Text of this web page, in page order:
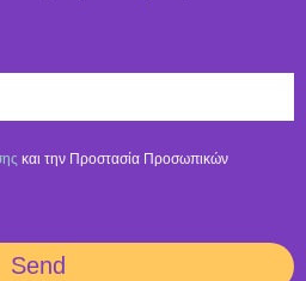
και την Προστασία Προσωπικών
Send